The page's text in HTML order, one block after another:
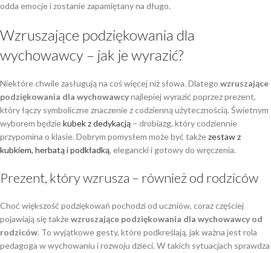
odda emocje i zostanie zapamiętany na długo.
Wzruszające podziękowania dla
wychowawcy – jak je wyrazić?
Niektóre chwile zasługują na coś więcej niż słowa. Dlatego wzruszające
podziękowania dla wychowawcynajlepiej wyrazić poprzez prezent,
który łączy symboliczne znaczenie z codzienną użytecznością. Świetnym
wyborem będziekubek z dedykacją – drobiazg, który codziennie
przypomina o klasie. Dobrym pomysłem może być takżezestaw z
kubkiem, herbatą i podkładką, elegancki i gotowy do wręczenia.
Prezent, który wzrusza – również od rodziców
Choć większość podziękowań pochodzi od uczniów, coraz częściej
pojawiają się takżewzruszające podziękowania dla wychowawcy od
rodziców. To wyjątkowe gesty, które podkreślają, jak ważna jest rola
pedagoga w wychowaniu i rozwoju dzieci. W takich sytuacjach sprawdza